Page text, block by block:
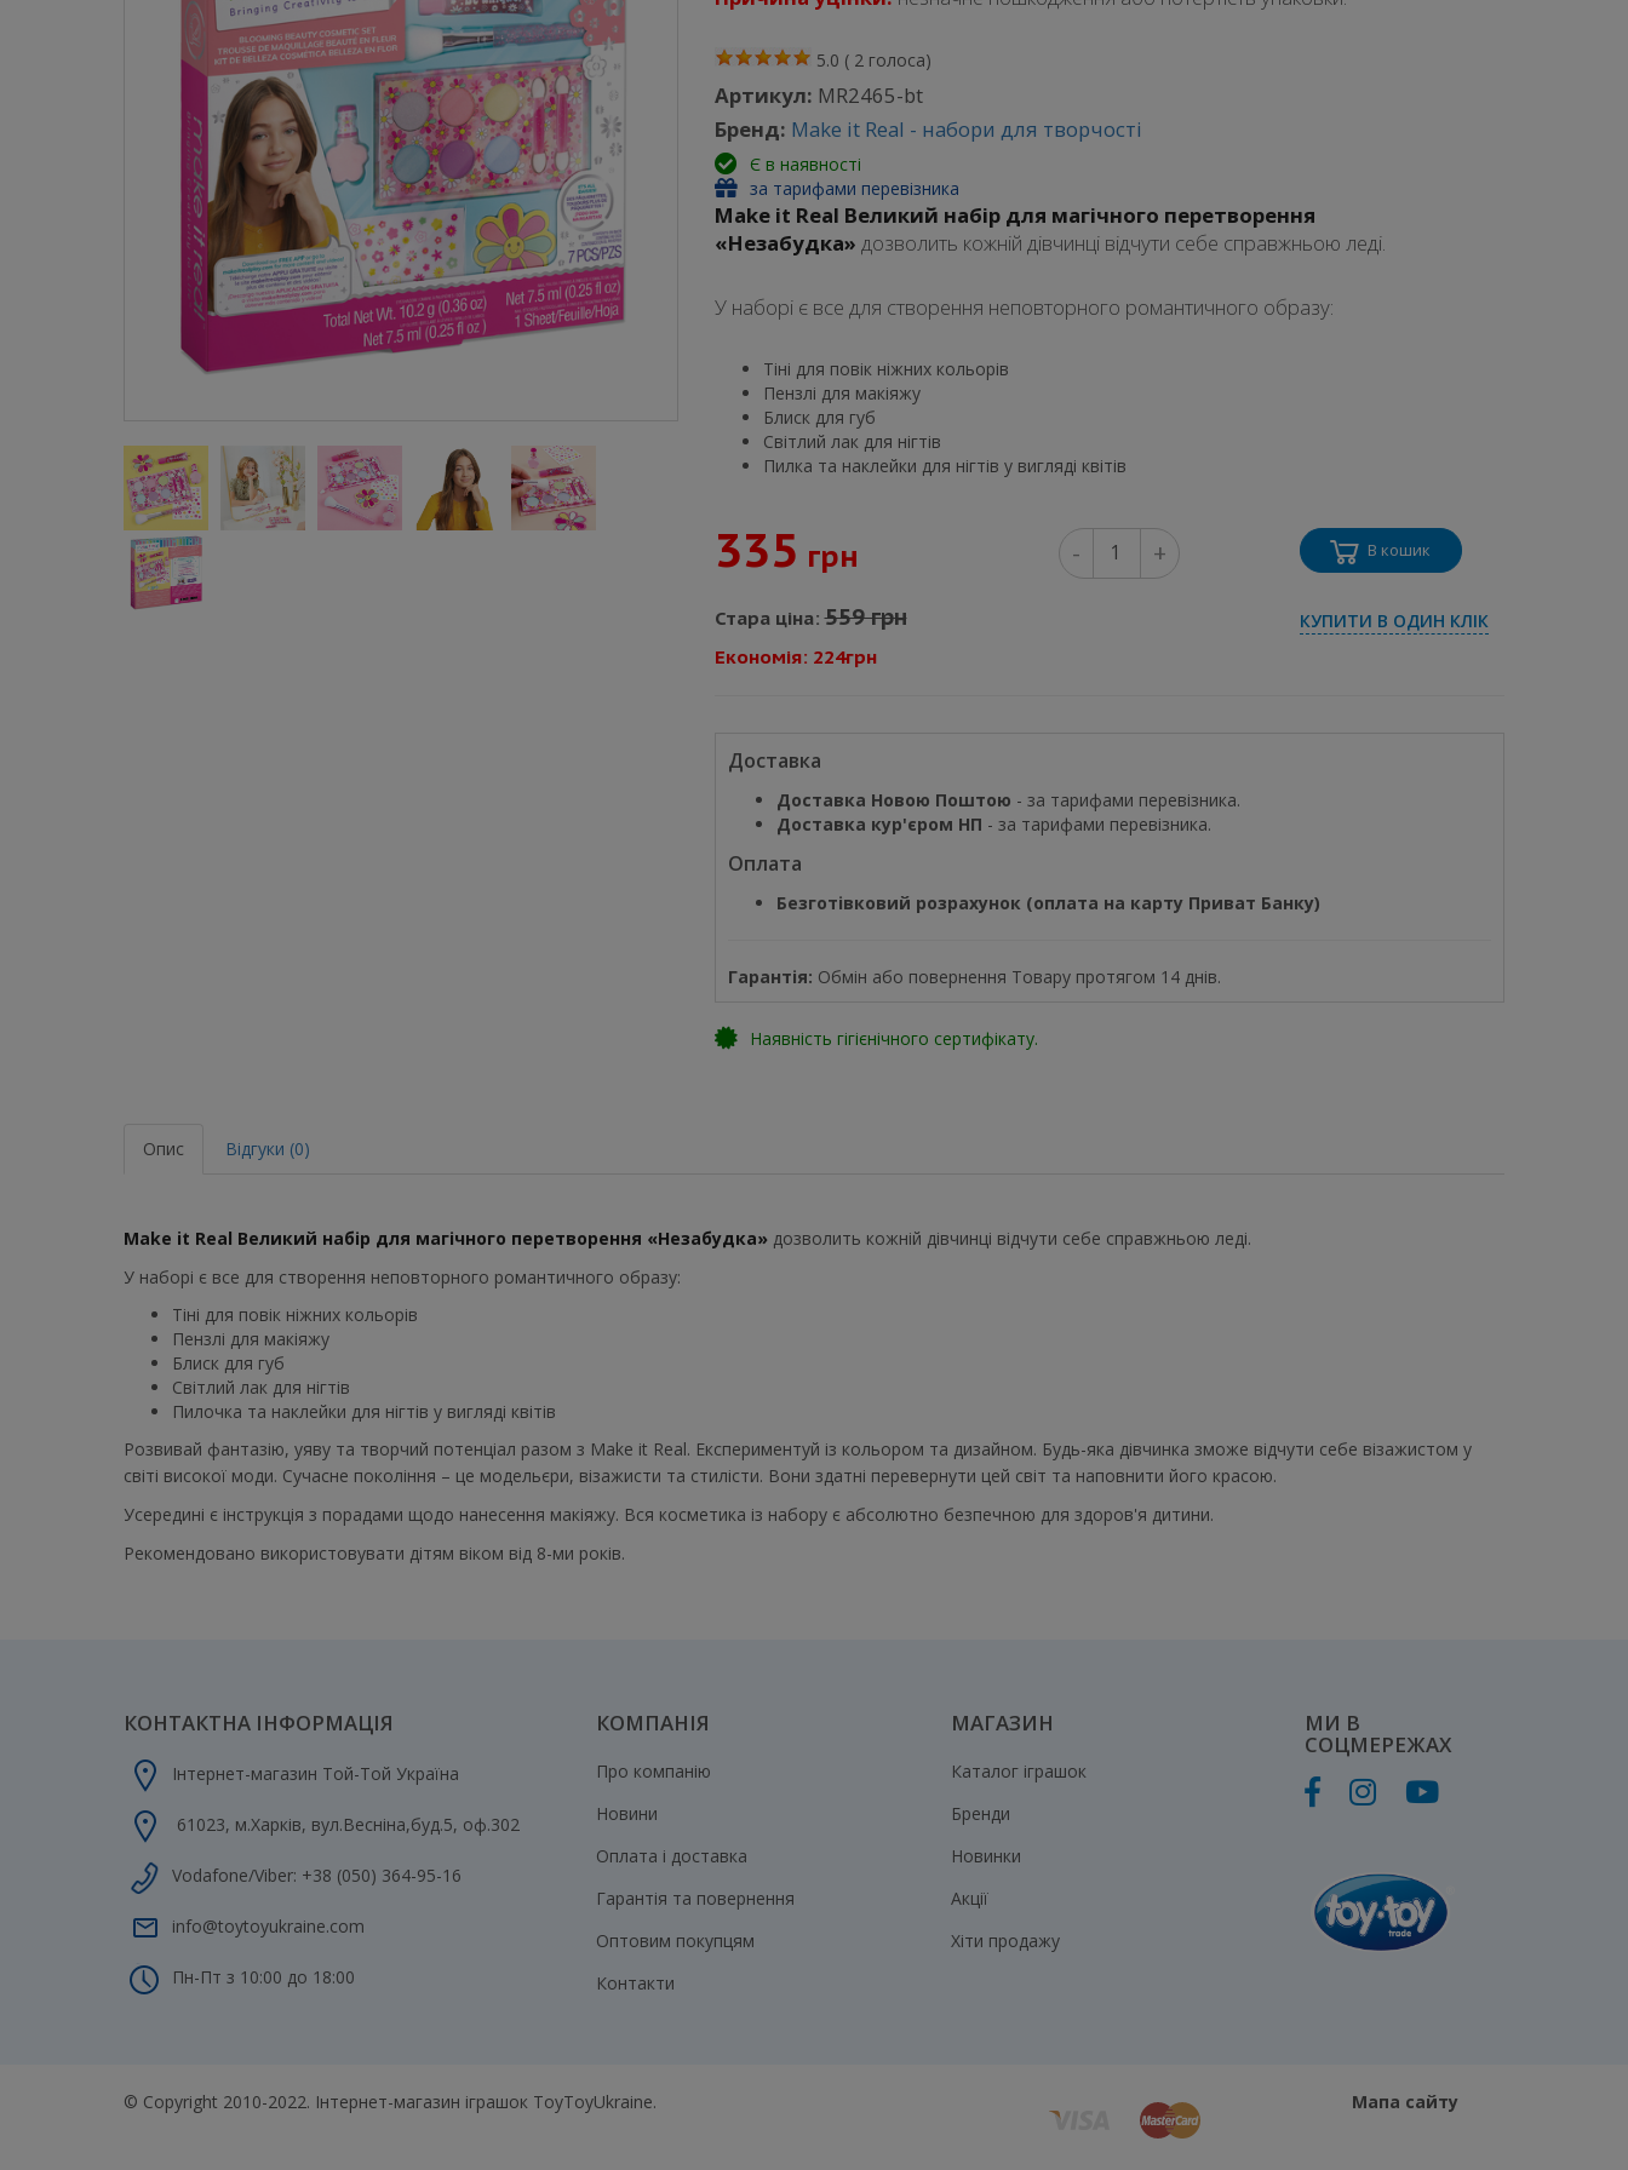
5.0 ( 2голоса)
Артикул: MR2465-bt
Бренд: Make it Real - набори для творчості
Є в наявності
за тарифами перевізника
Make it Real Великий набір для магічного перетворення
«Незабудка» дозволить кожній дівчинці відчути себе справжньою леді.
У наборі є все для створення неповторного романтичного образу:
Тіні для повік ніжних кольорів
Пензлі для макіяжу
Блиск для губ
Світлий лак для нігтів
Пилка та наклейки для нігтів у вигляді квітів
335 грн
Стара ціна:559 грн
Економія: 224грн
- + В кошик
КУПИТИ В ОДИН КЛІК
Доставка
Доставка Новою Поштою - за тарифами перевізника.
Доставка кур'єром НП - за тарифами перевізника.
Оплата
Безготівковий розрахунок (оплата на карту Приват Банку)
Гарантія: Обмін або повернення Товару протягом 14 днів.
Наявність гігієнічного сертифікату.
Опис Відгуки (0)
Make it Real Великий набір для магічного перетворення «Незабудка» дозволить кожній дівчинці відчути себе справжньою леді.
У наборі є все для створення неповторного романтичного образу:
Тіні для повік ніжних кольорів
Пензлі для макіяжу
Блиск для губ
Світлий лак для нігтів
Пилочка та наклейки для нігтів у вигляді квітів
Розвивай фантазію, уяву та творчий потенціал разом з Make it Real. Експериментуй із кольором та дизайном. Будь-яка дівчинка зможе відчути себе візажистом у
світі високої моди. Сучасне покоління – це модельєри, візажисти та стилісти. Вони здатні перевернути цей світ та наповнити його красою.
Усередині є інструкція з порадами щодо нанесення макіяжу. Вся косметика із набору є абсолютно безпечною для здоров'я дитини.
Рекомендовано використовувати дітям віком від 8-ми років.
КОНТАКТНА ІНФОРМАЦІЯ
Інтернет-магазин Той-Той Україна
61023, м.Харків, вул.Весніна,буд.5, оф.302
Vodafone/Viber: +38 (050) 364-95-16
info@toytoyukraine.com
Пн-Пт з 10:00 до 18:00
КОМПАНІЯ
Про компанію
Новини
Оплата і доставка
Гарантія та повернення
Оптовим покупцям
Контакти
МАГАЗИН
Каталог іграшок
Бренди
Новинки
Акції
Хіти продажу
МИ В
СОЦМЕРЕЖАХ
© Copyright 2010-2022. Інтернет-магазин іграшок ToyToyUkraine. Мапа сайту